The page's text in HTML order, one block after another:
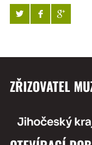
ZŘIZOVATEL